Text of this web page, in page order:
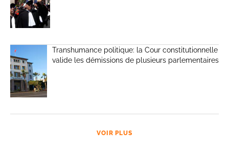
Transhumance politique: la Cour constitutionnelle
valide les démissions de plusieurs parlementaires
VOIR PLUS